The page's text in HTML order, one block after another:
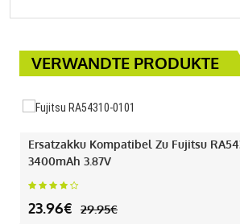
VERWANDTE PRODUKTE
Ersatzakku Kompatibel Zu Fujitsu
3400mAh 3.87V
23.96€ 29.95€